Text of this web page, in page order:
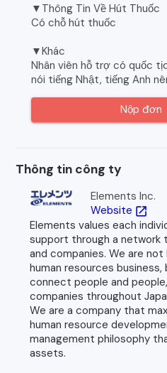
▼Thông Tin Về Hút Thuốc
Có chỗ hút thuốc
▼Khác
Nhân viên hỗ trợ có quốc
nói tiếng Nhật, tiếng Anh
Nộp đơn
Thông tin công ty
Elements Inc.
Website open_in_new
Elements values each
support through a
and companies. We are
human resources
connect people and
companies throughout
We are a company that
human resource
management philosophy
assets.